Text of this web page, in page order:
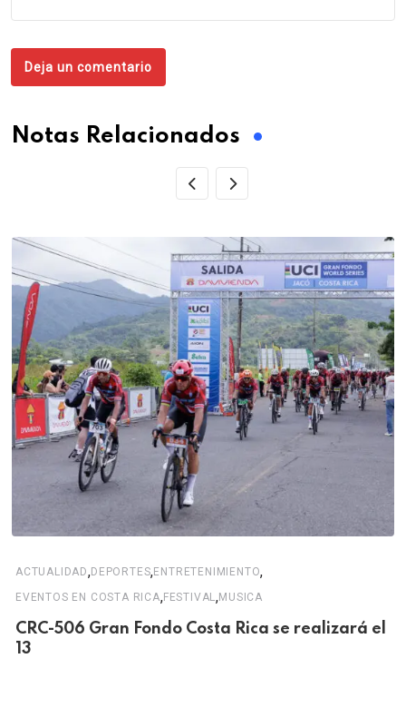
Deja un comentario
Notas Relacionados
ACTUALIDAD,DEPORTES,ENTRETENIMIENTO,
EVENTOS EN COSTA RICA,FESTIVAL,MUSICA
CRC-506 Gran Fondo Costa Rica se realizará el
13